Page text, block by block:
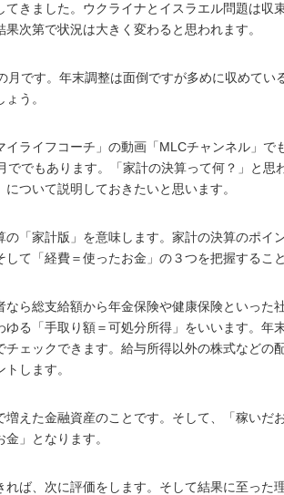
きました。ウクライナとイスラエル問題は収
次第で状況は大きく変わると思われます。
月です。年末調整は面倒ですが多めに収めてい
う。
ライフコーチ」の動画「MLCチャンネル」で
ででもあります。「家計の決算って何？」と思
ついて説明しておきたいと思います。
の「家計版」を意味します。家計の決算のポイ
て「経費＝使ったお金」の３つを把握すること
なら総支給額から年金保険や健康保険といった
る「手取り額＝可処分所得」をいいます。年
ェックできます。給与所得以外の株式などの
します。
増えた金融資産のことです。そして、「稼いだ
」となります。
れば、次に評価をします。そして結果に至った